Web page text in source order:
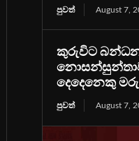
පුවත් August 7,
කුරුවිට
දෙදෙනෙකු
පුවත් August 7,